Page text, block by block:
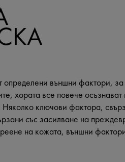
външни фактори,
хората все повече осъзнават
ключови фактора,
със засилване на
на кожата, външни